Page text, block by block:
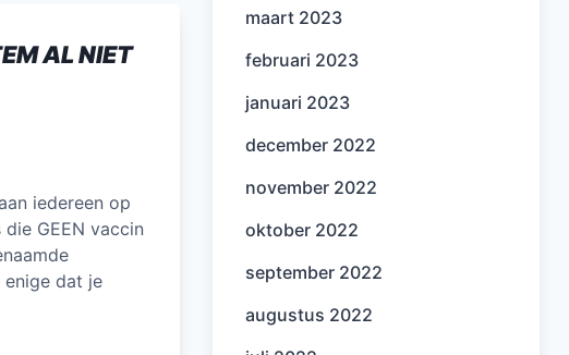
AL NIET
iedereen op
GEEN vaccin
enige dat je
maart 2023
februari 2023
januari 2023
december 2022
november 2022
oktober 2022
september 2022
augustus 2022